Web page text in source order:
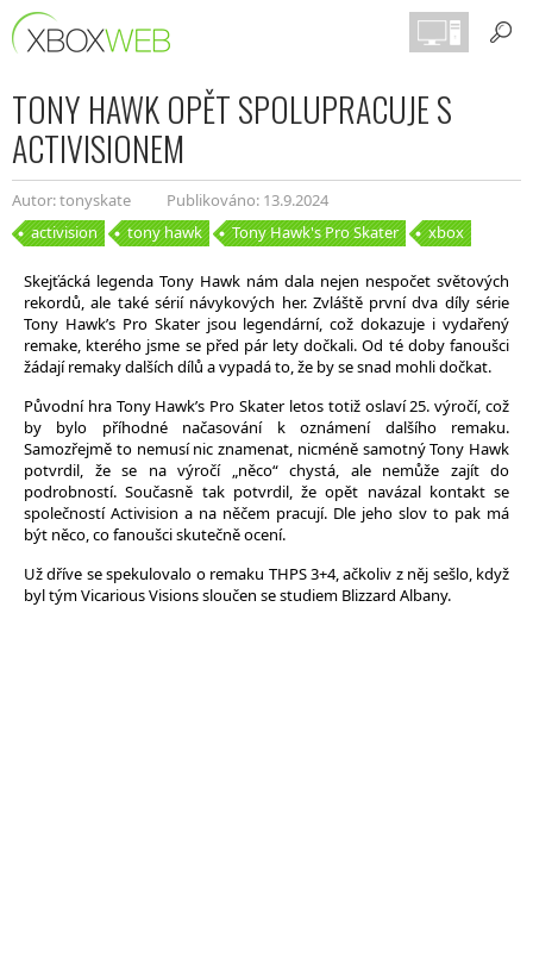
TONY HAWK OPĚT SPOLUPRACUJE S
ACTIVISIONEM
Autor: tonyskate
Publikováno: 13.9.2024
activision
tony hawk Tony Hawk's Pro Skater xbox
Skejťácká legenda Tony Hawk nám dala nejen nespočet světových
rekordů, ale také sérií návykových her. Zvláště první dva díly série
Tony Hawk’s Pro Skater jsou legendární, což dokazuje i vydařený
remake, kterého jsme se před pár lety dočkali. Od té doby fanoušci
žádají remaky dalších dílů a vypadá to, že by se snad mohli dočkat.
Původní hra Tony Hawk’s Pro Skater letos totiž oslaví 25. výročí, což
by bylo příhodné načasování k oznámení dalšího remaku.
Samozřejmě to nemusí nic znamenat, nicméně samotný Tony Hawk
potvrdil, že se na výročí „něco“ chystá, ale nemůže zajít do
podrobností. Současně tak potvrdil, že opět navázal kontakt se
společností Activision a na něčem pracují. Dle jeho slov to pak má
být něco, co fanoušci skutečně ocení.
Už dříve se spekulovalo o remaku THPS 3+4, ačkoliv z něj sešlo, když
byl tým Vicarious Visions sloučen se studiem Blizzard Albany.